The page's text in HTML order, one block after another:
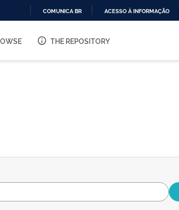
O
COMUNICA BR ACESSO À INFORMAÇÃO
THE REPOSITORY